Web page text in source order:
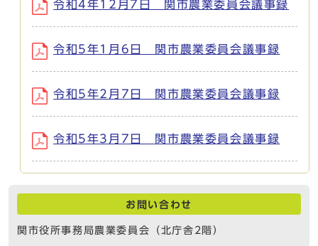
令和4年12月7日 関市農業委員会議事録
令和5年1月6日 関市農業委員会議事録
令和5年2月7日 関市農業委員会議事録
令和5年3月7日 関市農業委員会議事録
お問い合わせ
関市役所事務局農業委員会（北庁舎2階）